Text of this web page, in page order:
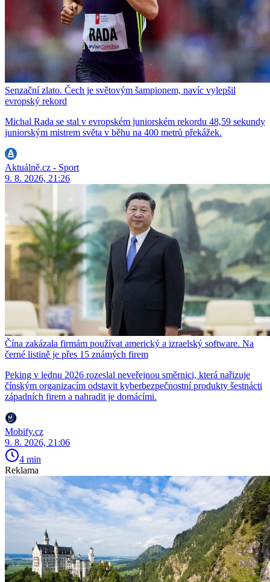
Senzační zlato. Čech je světovým šampionem, navíc vylepšil
evropský rekord
Michal Rada se stal v evropském juniorském rekordu 48,59 sekundy
juniorským mistrem světa v běhu na 400 metrů překážek.
Aktuálně.cz - Sport
9. 8. 2026, 21:26
Čína zakázala firmám používat americký a izraelský software. Na
černé listině je přes 15 známých firem
Peking v lednu 2026 rozeslal neveřejnou směrnici, která nařizuje
čínským organizacím odstavit kyberbezpečnostní produkty šestnácti
západních firem a nahradit je domácími.
Mobify.cz
9. 8. 2026, 21:06
4 min
Reklama